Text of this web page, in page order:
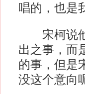
唱的，也是
宋柯说他
出之事，而
的事，但是
没这个意向